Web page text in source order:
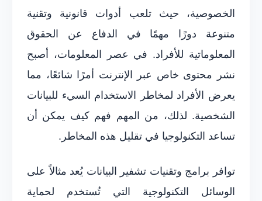
الخصوصية، حيث تلعب أدوات قانونية وتقنية
متنوعة دورًا مهمًا في الدفاع عن الحقوق
المعلوماتية للأفراد. في عصر المعلومات، أصبح
نشر محتوى خاص عبر الإنترنت أمرًا شائعًا، مما
يعرض الأفراد لمخاطر الاستخدام السيء للبيانات
الشخصية. لذلك، من المهم فهم كيف يمكن أن
تساعد التكنولوجيا في تقليل هذه المخاطر.
توافر برامج وتقنيات تشفير البيانات يُعد مثالاً على
الوسائل التكنولوجية التي تُستخدم لحماية